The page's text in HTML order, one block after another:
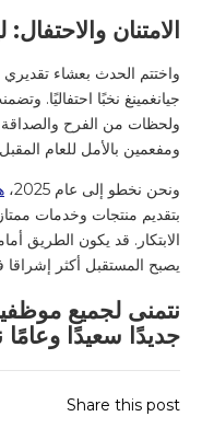
الامتنان
واختتم الحدث بعشاء
جيانغمينغ نخبًا احتفاليًا.
ولحظات من الفرح والصداقة
ومفعمين بالأمل للعام
ونحن نخطو إلى عام 2025،
بتقديم منتجات وخدمات
الابتكار. قد يكون الطريق
يصبح المستقبل أكثر إشراقا
نتمنى لجميع
جديدًا سعيدًا وعامًا
Share this post